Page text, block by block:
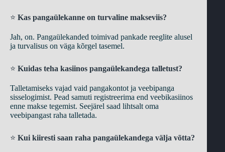
⭐ Kas pangaülekanne on turvaline makseviis?
Jah, on. Pangaülekanded toimivad pankade reeglite alusel
ja turvalisus on väga kõrgel tasemel.
⭐ Kuidas teha kasiinos pangaülekandega talletust?
Talletamiseks vajad vaid pangakontot ja veebipanga
sisselogimist. Pead samuti registreerima end veebikasiinos
enne makse tegemist. Seejärel saad lihtsalt oma
veebipangast raha talletada.
⭐ Kui kiiresti saan raha pangaülekandega välja võtta?